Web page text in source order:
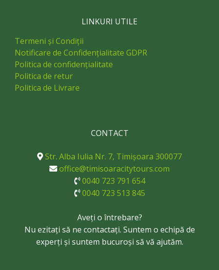
LINKURI UTILE
Termeni și Condiții
Notificare de Confidențialitate GDPR
Politica de confidențialitate
Politica de retur
Politica de Livrare
CONTACT
Str. Alba Iulia Nr. 7, Timișoara 300077
office@timisoaracitytours.com
0040 723 791 654
0040 723 513 845
Aveți o întrebare?
Nu ezitați să ne contactați. Suntem o echipă de
experți și suntem bucuroși să vă ajutăm.